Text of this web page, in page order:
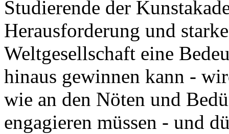
Studierende der
Herausforderung und
Weltgesellschaft eine
hinaus gewinnen kann -
wie an den Nöten und
engagieren müssen - und